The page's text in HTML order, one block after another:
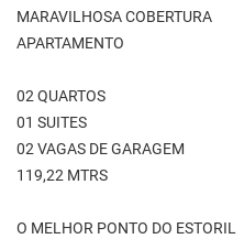
MARAVILHOSA COBERTURA
APARTAMENTO
02 QUARTOS
01 SUITES
02 VAGAS DE GARAGEM
119,22 MTRS
O MELHOR PONTO DO ESTORIL